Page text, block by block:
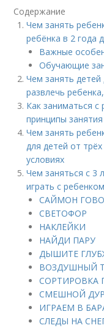
Содержание
Чем занять
ребёнка в 2 года
Важные
Обучающие
Чем занять
развлечь
Как заниматься
принципы
Чем занять
для детей от
условиях
Чем заняться с 3
играть с
САЙМОН
СВЕТОФОР
НАКЛЕЙКИ
НАЙДИ ПАРУ
ДЫШИТЕ
ВОЗДУШНЫЙ
СОРТИРОВКА
СМЕШНОЙ
ИГРАЕМ В
СЛЕДЫ НА